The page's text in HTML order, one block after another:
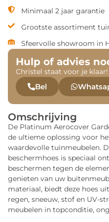
Minimaal 2 jaar garantie
Grootste assortiment
Sfeervolle showroom in
Hulp of advies
Christel staat voor je klaar!
Bel
Omschrijving
De Platinum Aerocover
de ultieme oplossing voor
waardevolle tuinmeubelen.
beschermhoes is speciaal
beschermen tegen de
genieten van uw
materiaal, biedt deze hoes
regen, sneeuw, stof en UV-
meubelen in topconditie,